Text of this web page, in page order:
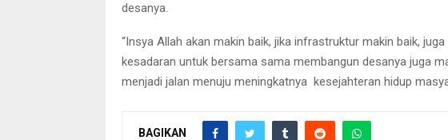
desanya.
“Insya Allah akan makin baik, jika infrastruktur makin baik,
kesadaran untuk bersama sama membangun desanya juga
menjadi jalan menuju meningkatnya kesejahteran hidup
BAGIKAN